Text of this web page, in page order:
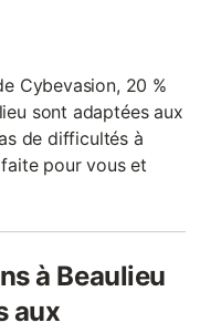
Cybevasion, 20 %
sont adaptées aux
de difficultés à
pour vous et
à Beaulieu
aux